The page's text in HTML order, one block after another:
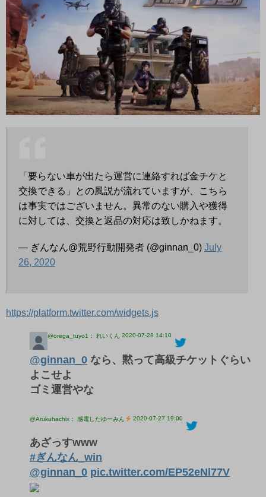
「要らない車が出たら運営に連絡すれば金チケと
交換できる」との風説が流れていますが、こちら
は事実ではございません。異常のない購入や獲得
に対しては、交換と返品の対応は致しかねます。
— ぎんなん@荒野行動開発者 (@ginnan_0) July
26, 2020
https://platform.twitter.com/widgets.js
@orega_tuyo1： れいくん 2020-07-28 14:10
@ginnan_0 なら、黙って高級チケットぐらい
よこせよ
ゴミ運営やな
@Arukuhachix： 感電したゆーみん 2020-07-27 19:00
あざっすwww
#ぎんなん_win
@ginnan_0 pic.twitter.com/EP52eNl77V